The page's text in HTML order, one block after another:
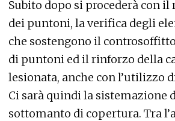
Subito dopo si procederà con
dei puntoni, la verifica degli
che sostengono il
di puntoni ed il rinforzo della
lesionata, anche con l’utilizzo
Ci sarà quindi la sistemazione
sottomanto di copertura. Tra